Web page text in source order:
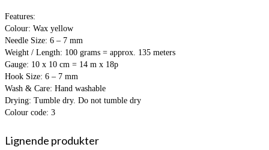
Features:
Colour: Wax yellow
Needle Size: 6 – 7 mm
Weight / Length: 100 grams = approx. 135 meters
Gauge: 10 x 10 cm = 14 m x 18p
Hook Size: 6 – 7 mm
Wash & Care: Hand washable
Drying: Tumble dry. Do not tumble dry
Colour code: 3
Lignende produkter